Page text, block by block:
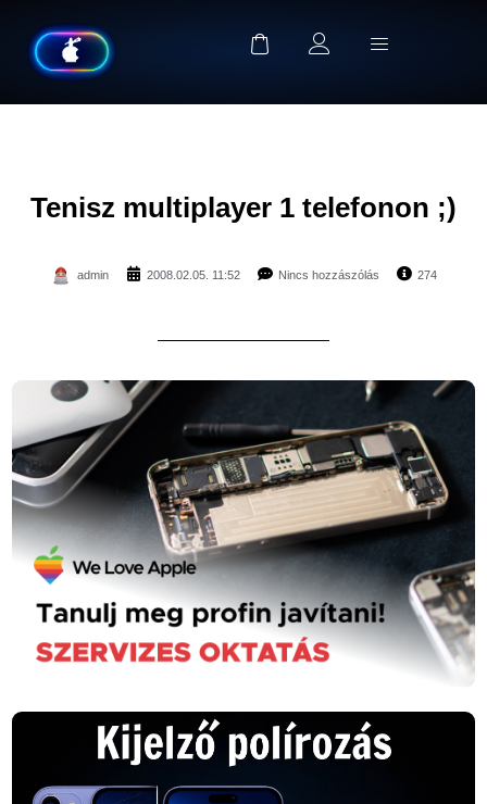
Tenisz multiplayer 1 telefonon ;)
admin 2008.02.05. 11:52 Nincs hozzászólás 274